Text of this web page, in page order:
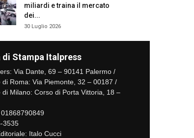
miliardi e traina il mercato
dei...
30 Luglio 2026
di Stampa Italpress
Via Dante, 69 – 90141 Palermo /
di Roma: Via Piemonte, 32 – 00187 /
di Milano: Corso di Porta Vittoria, 18 –
01868790849
3535
Italo Cucci